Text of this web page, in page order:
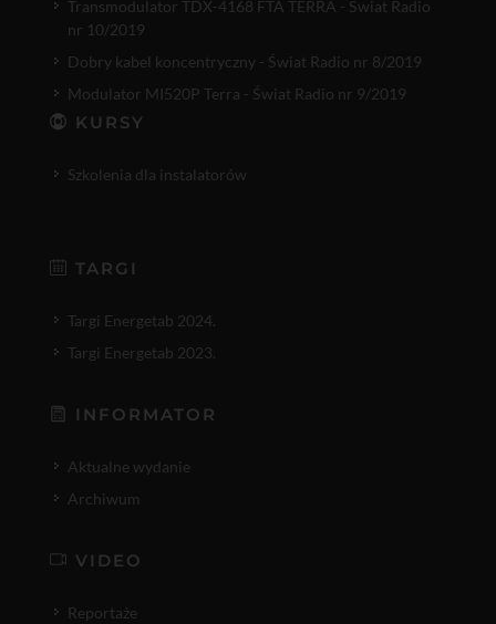
Transmodulator TDX-4168 FTA TERRA - Świat Radio
nr 10/2019
Dobry kabel koncentryczny - Świat Radio nr 8/2019
Modulator MI520P Terra - Świat Radio nr 9/2019
KURSY
Szkolenia dla instalatorów
TARGI
Targi Energetab 2024.
Targi Energetab 2023.
INFORMATOR
Aktualne wydanie
Archiwum
VIDEO
Reportaże